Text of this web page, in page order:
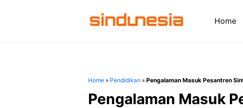
Home
Home » Pendidikan » Pengalaman Masuk Pesantren
Pengalaman Masuk